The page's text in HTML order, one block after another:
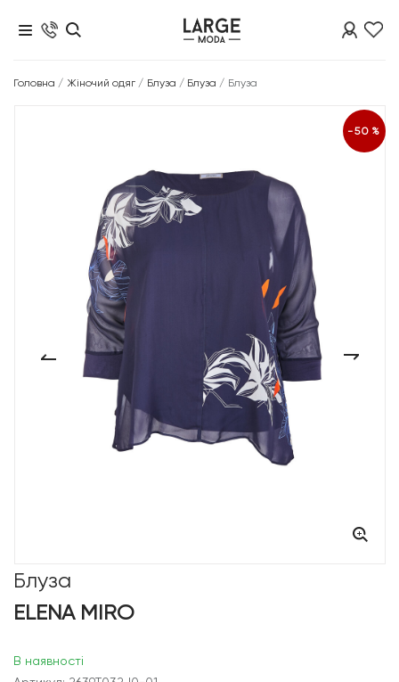
Головна / Жіночий одяг / Блуза / Блуза / Блуза
-50%
Блуза
ELENA MIRO
В наявності